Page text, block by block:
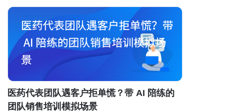
医药代表团队遇客户拒单慌？带 AI 陪练的
团队销售培训模拟场景